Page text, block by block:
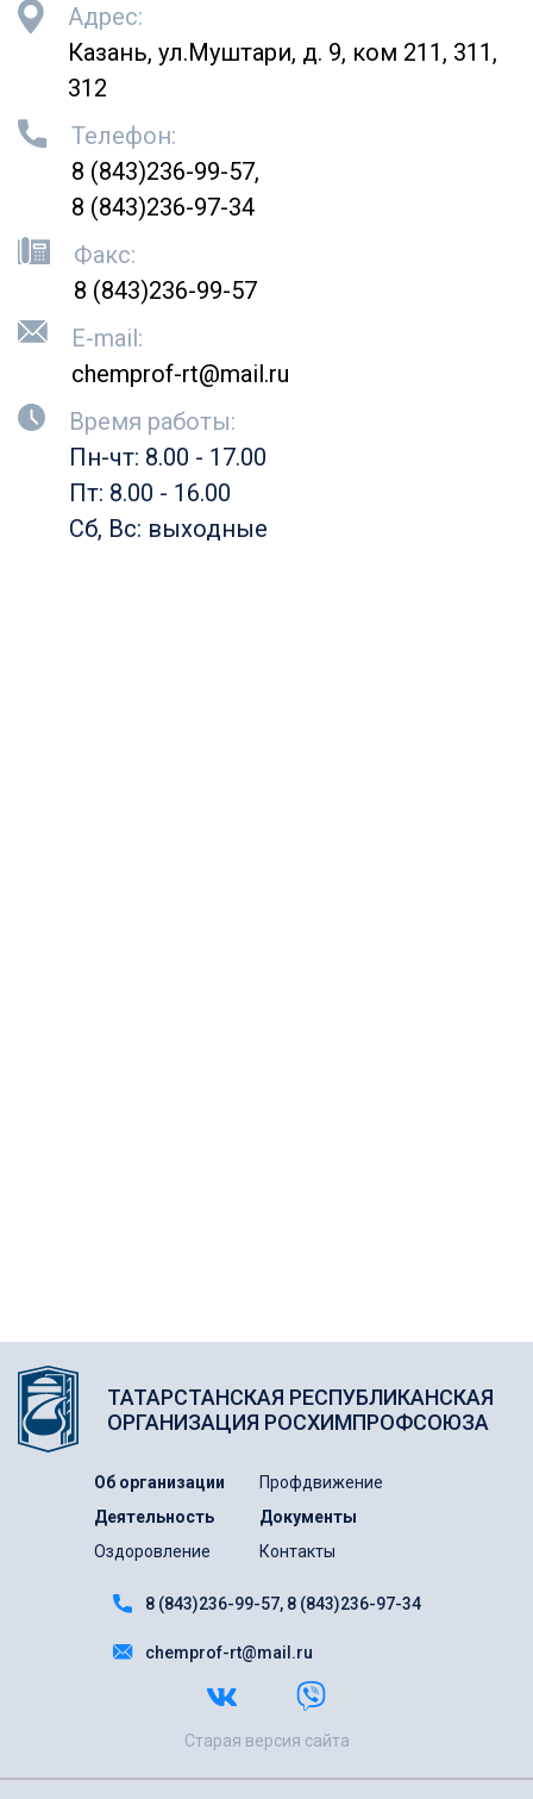
Адрес:
Казань, ул.Муштари, д. 9, ком 211, 311,
312
Телефон:
8 (843)236-99-57
8 (843)236-97-34
Факс:
8 (843)236-99-57
E-mail:
chemprof-rt@mail.ru
Время работы:
Пн-чт: 8.00 - 17.00
Пт: 8.00 - 16.00
Сб, Вс: выходные
ТАТАРСТАНСКАЯ РЕСПУБЛИКАНСКАЯ
ОРГАНИЗАЦИЯ РОСХИМПРОФСОЮЗА
Об организации
Профдвижение
Деятельность
Документы
Оздоровление
Контакты
8 (843)236-99-57 8 (843)236-97-34
chemprof-rt@mail.ru
Старая версия сайта